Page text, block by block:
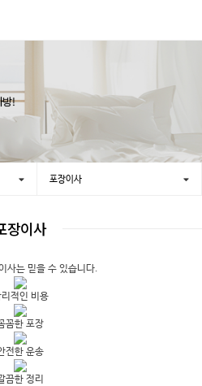
방!
포장이사
장이사
사는 믿을 수 있습니다.
적인 비용
꼼한 포장
전한 운송
끔한 정리